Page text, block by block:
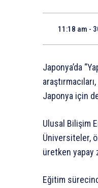
11:18 am -
Japonya’da
Japonya için
Ulusal Bilişim
Üniversiteler,
üretken yapay
Eğitim